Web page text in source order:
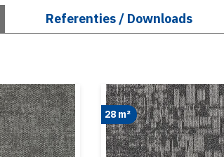
Referenties / Downloads
28 m²